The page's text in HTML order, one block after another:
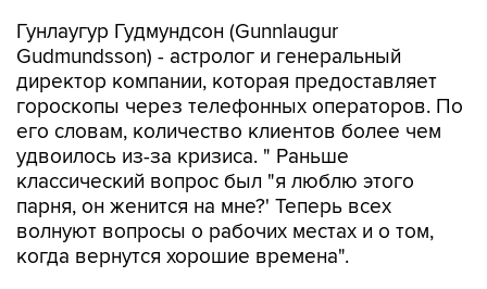
Гунлаугур Гудмундсон (Gunnlaugur
Gudmundsson) - астролог и генеральный
директор компании, которая предоставляет
гороскопы через телефонных операторов. По
его словам, количество клиентов более чем
удвоилось из-за кризиса. " Раньше
классический вопрос был "я люблю этого
парня, он женится на мне?' Теперь всех
волнуют вопросы о рабочих местах и о том,
когда вернутся хорошие времена".